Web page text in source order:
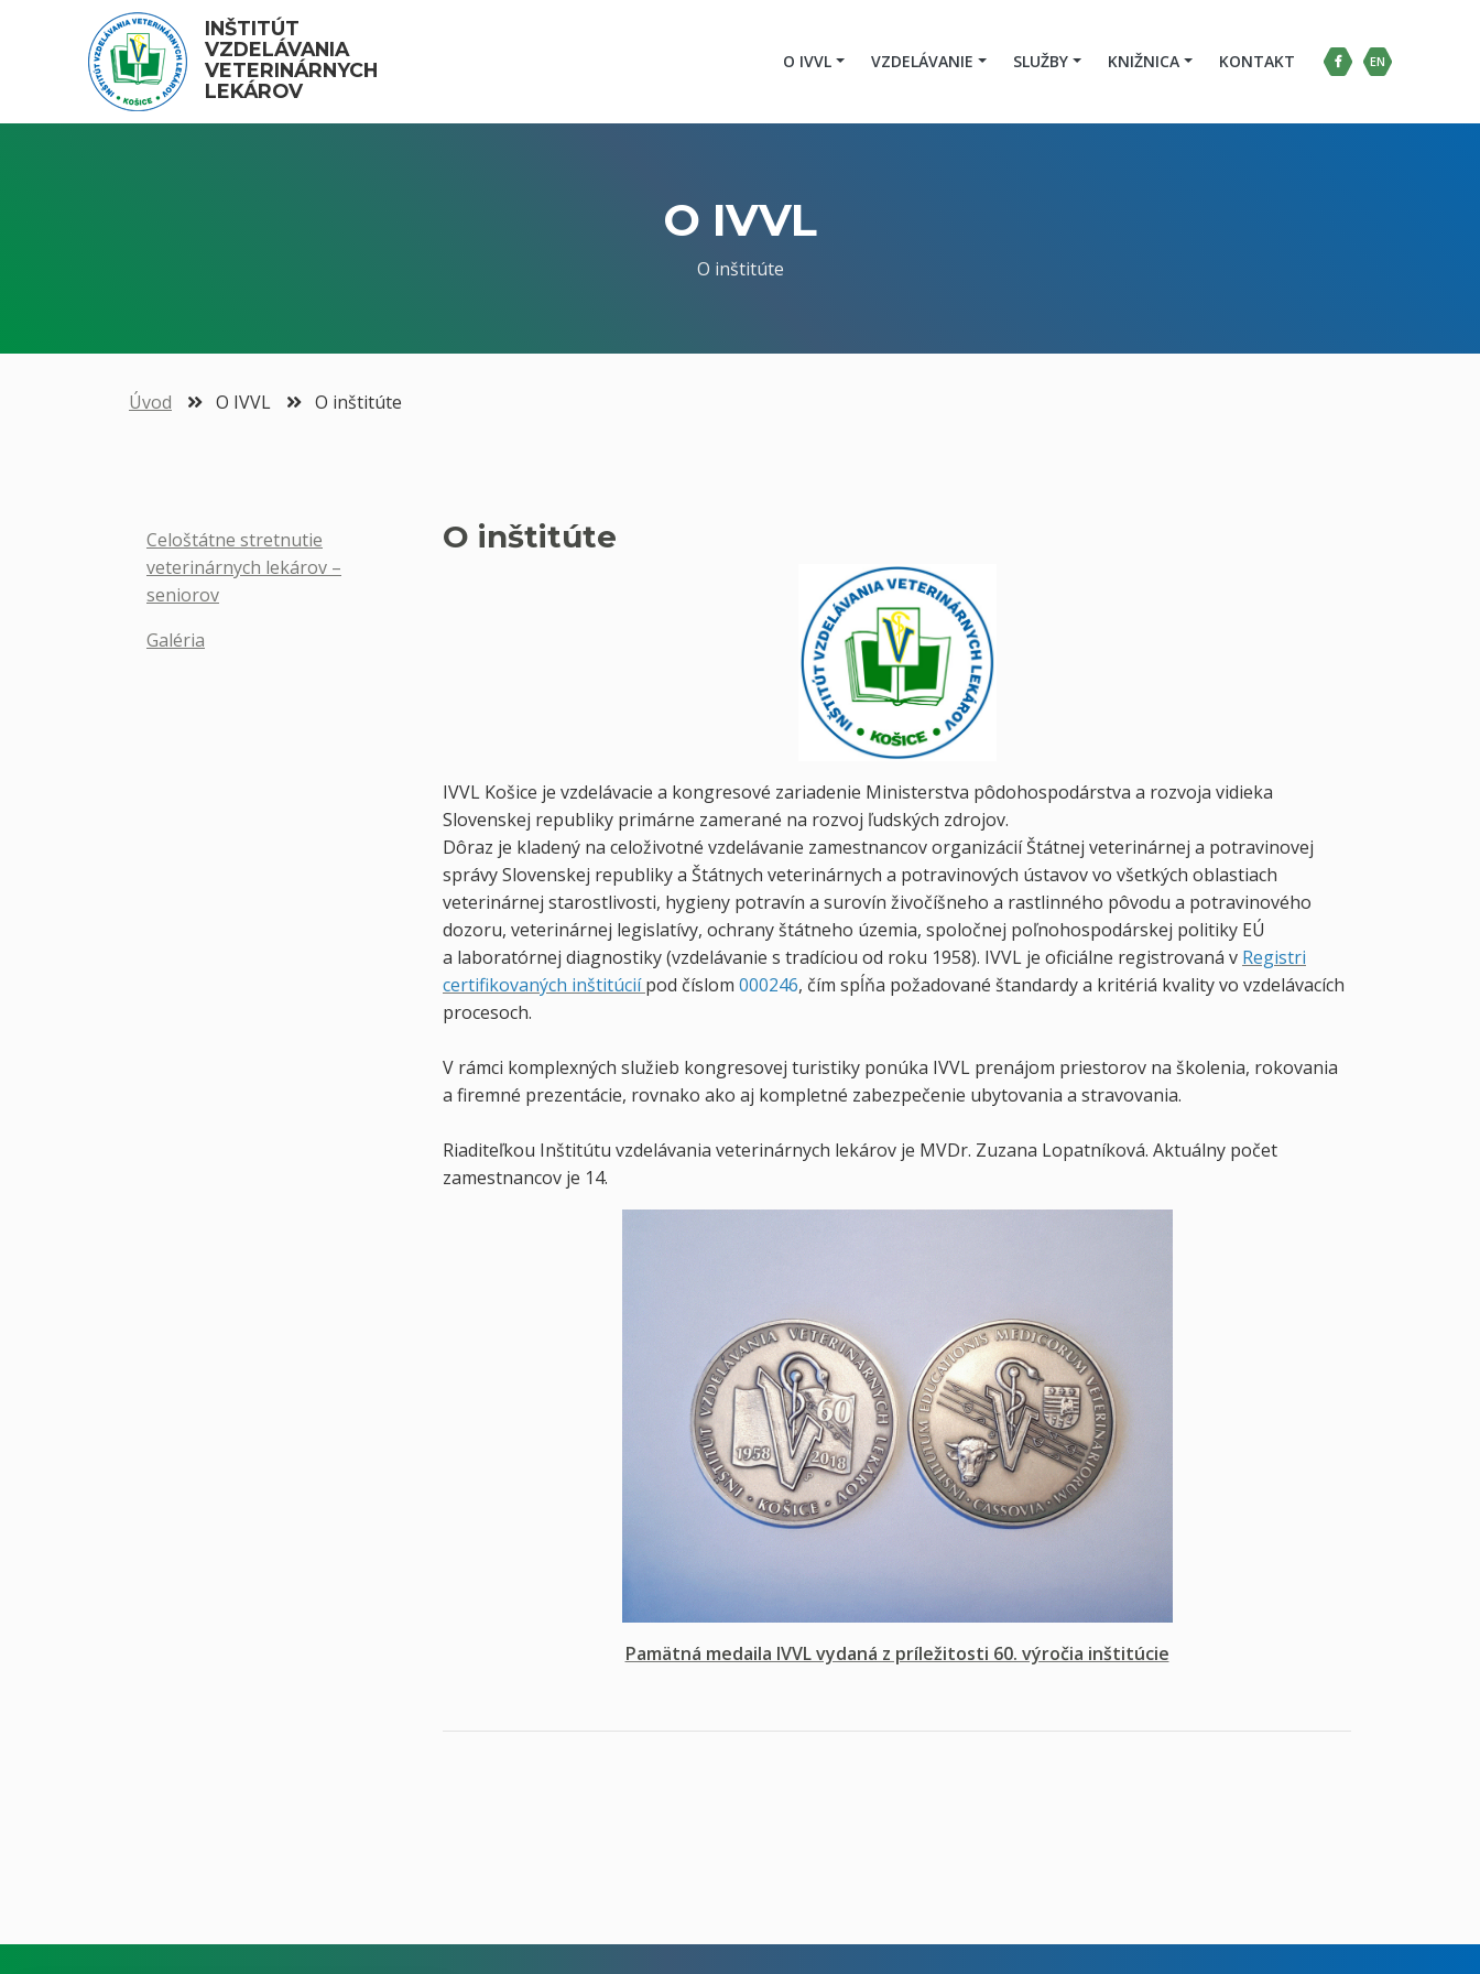
INŠTITÚT
VZDELÁVANIA
VETERINÁRNYCH
LEKÁROV
O IVVL VZDELÁVANIE SLUŽBY KNIŽNICA KONTAKT EN
O IVVL
O inštitúte
Úvod O IVVL O inštitúte
Celoštátne stretnutie
veterinárnych lekárov –
seniorov
Galéria
O inštitúte
IVVL Košice je vzdelávacie a kongresové zariadenie Ministerstva pôdohospodárstva a rozvoja vidieka
Slovenskej republiky primárne zamerané na rozvoj ľudských zdrojov.
Dôraz je kladený na celoživotné vzdelávanie zamestnancov organizácií Štátnej veterinárnej a potravinovej
správy Slovenskej republiky a Štátnych veterinárnych a potravinových ústavov vo všetkých oblastiach
veterinárnej starostlivosti, hygieny potravín a surovín živočíšneho a rastlinného pôvodu a potravinového
dozoru, veterinárnej legislatívy, ochrany štátneho územia, spoločnej poľnohospodárskej politiky EÚ
a laboratórnej diagnostiky (vzdelávanie s tradíciou od roku 1958). IVVL je oficiálne registrovaná v Registri
certifikovaných inštitúciípod číslom 000246, čím spĺňa požadované štandardy a kritériá kvality vo vzdelávacích
procesoch.
V rámci komplexných služieb kongresovej turistiky ponúka IVVL prenájom priestorov na školenia, rokovania
a firemné prezentácie, rovnako ako aj kompletné zabezpečenie ubytovania a stravovania.
Riaditeľkou Inštitútu vzdelávania veterinárnych lekárov je MVDr. Zuzana Lopatníková. Aktuálny počet
zamestnancov je 14.
Pamätná medaila IVVL vydaná z príležitosti 60. výročia inštitúcie